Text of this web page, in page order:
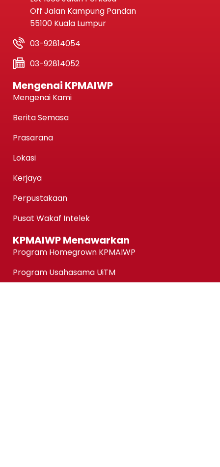
Off Jalan Kampung Pandan
55100 Kuala Lumpur
03-92814054
03-92814052
Mengenai KPMAIWP
Mengenai Kami
Berita Semasa
Prasarana
Lokasi
Kerjaya
Perpustakaan
Pusat Wakaf Intelek
KPMAIWP Menawarkan
Program Homegrown KPMAIWP
Program Usahasama UiTM